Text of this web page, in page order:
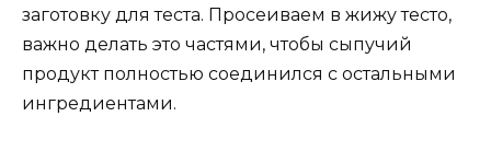
заготовку для теста. Просеиваем в жижу тесто,
важно делать это частями, чтобы сыпучий
продукт полностью соединился с остальными
ингредиентами.